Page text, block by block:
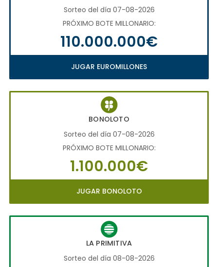
Sorteo del día 07-08-2026
PRÓXIMO BOTE MILLONARIO:
110.000.000€
JUGAR EUROMILLONES
BONOLOTO
Sorteo del día 07-08-2026
PRÓXIMO BOTE MILLONARIO:
1.100.000€
JUGAR BONOLOTO
LA PRIMITIVA
Sorteo del día 08-08-2026